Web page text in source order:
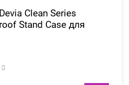
Clean Series
Stand Case для
0